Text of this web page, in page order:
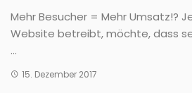
Mehr Besucher = Mehr Umsatz!?
Website betreibt, möchte, dass
...
15. Dezember 2017